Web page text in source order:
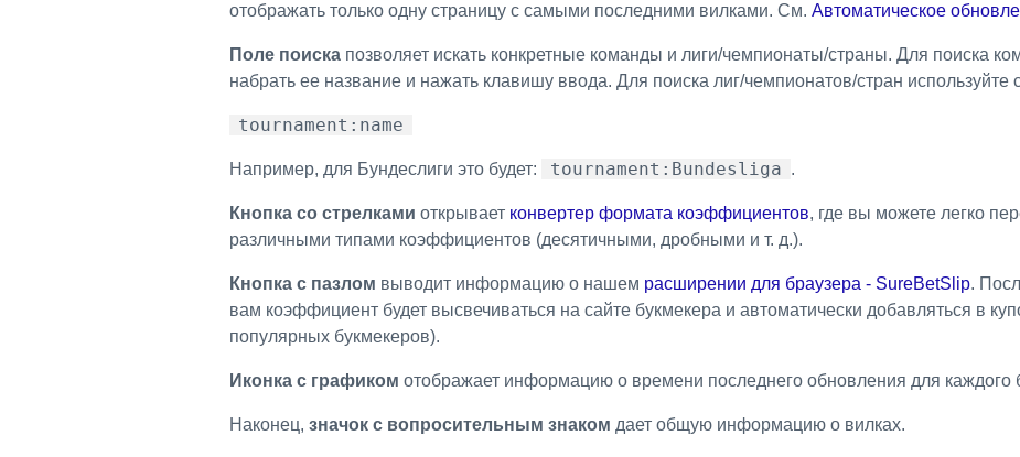
отображать только одну страницу с самыми последними вилками. См. Автоматическое
Поле поискапозволяет искать конкретные команды и лиги/чемпионаты/страны. Для поиска
набрать ее название и нажать клавишу ввода. Для поиска лиг/чемпионатов/стран
tournament:name
Например, для Бундеслиги это будет: tournament:Bundesliga .
Кнопка со стрелками открывает конвертер формата коэффициентов, где вы можете легко
различными типами коэффициентов (десятичными, дробными и т. д.).
Кнопка с пазлом выводит информацию о нашем расширении для браузера - SureBetSlip.
вам коэффициент будет высвечиваться на сайте букмекера и автоматически добавляться в
популярных букмекеров).
Иконка с графиком отображает информацию о времени последнего обновления для каждого
Наконец, значок с вопросительным знаком дает общую информацию о вилках.